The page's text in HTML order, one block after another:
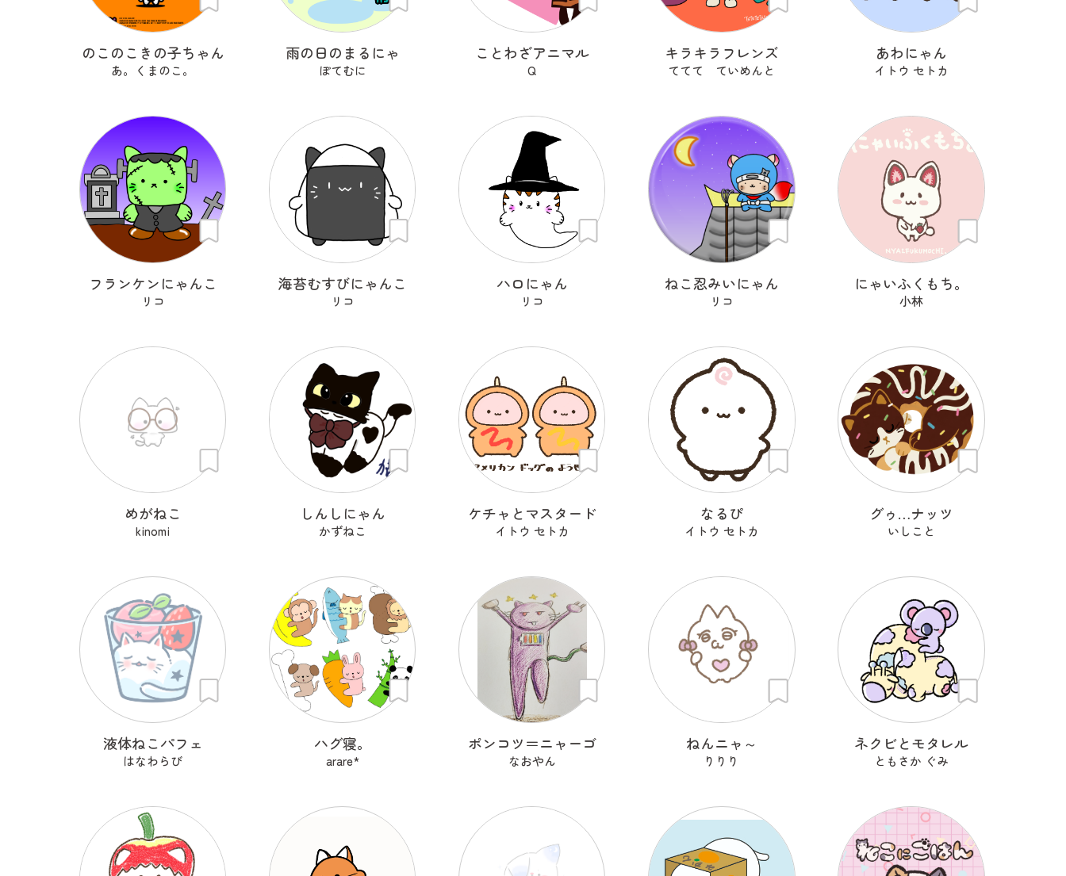
のこのこきの子ちゃん
あ。くまのこ。
雨の日のまるにゃ
ぽてむに
ことわざアニマル
Q
キラキラフレンズ
ててて ていめんと
あわにゃん
イトウ セトカ
フランケンにゃんこ
リコ
海苔むすびにゃんこ
リコ
ハロにゃん
リコ
ねこ忍みいにゃん
リコ
にゃいふくもち。
小林
めがねこ
kinomi
しんしにゃん
かずねこ
ケチャとマスタード
イトウ セトカ
なるぴ
イトウ セトカ
グゥ…ナッツ
いしこと
液体ねこパフェ
はなわらび
ハグ寝。
arare*
ポンコツ＝ニャーゴ
なおやん
ねんニャ～
りりり
ネクビとモタレル
ともさか ぐみ